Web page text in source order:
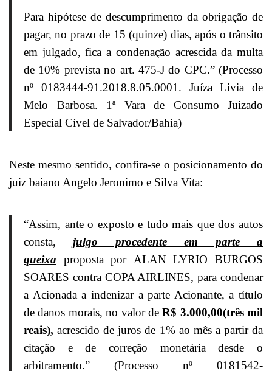
Para hipótese de descumprimento da obrigação de
pagar, no prazo de 15 (quinze) dias, após o trânsito
em julgado, fica a condenação acrescida da multa
de 10% prevista no art. 475-J do CPC.” (Processo
nº 0183444-91.2018.8.05.0001. Juíza Livia de
Melo Barbosa. 1ª Vara de Consumo Juizado
Especial Cível de Salvador/Bahia)
Neste mesmo sentido, confira-se o posicionamento do
juiz baiano Angelo Jeronimo e Silva Vita:
“Assim, ante o exposto e tudo mais que dos autos
consta,julgo procedente em parte a
queixa proposta por ALAN LYRIO BURGOS
SOARES contra COPA AIRLINES, para condenar
a Acionada a indenizar a parte Acionante, a título
de danos morais, no valor deR$ 3.000,00(três mil
reais), acrescido de juros de 1% ao mês a partir da
citação e de correção monetária desde o
arbitramento.” (Processo nº 0181542-